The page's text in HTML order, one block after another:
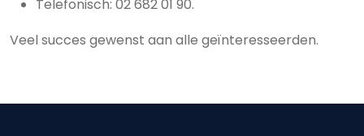
Telefonisch: 02 682 01 90.
Veel succes gewenst aan alle geïnteresseerden.